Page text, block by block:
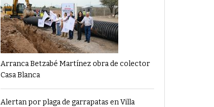
Arranca Betzabé Martínez obra de colector
Casa Blanca
Alertan por plaga de garrapatas en Villa